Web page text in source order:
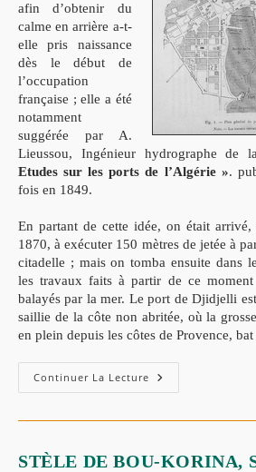
afin d’obtenir du
calme en arrière a-t-
elle pris naissance
dès le début de
l’occupation
française ; elle a été
notamment
suggérée par A.
Lieussou, Ingénieur hydrographe de
Etudes sur les ports de l’Algérie ».
fois en 1849.
En partant de cette idée, on était
1870, à exécuter 150 mètres de jetée à
citadelle ; mais on tomba ensuite dans
les travaux faits à partir de ce moment
balayéspar la mer. Le port de Djidjelli
saillie de la côte non abritée, où la
en plein depuis les côtes de Provence,
Continuer La Lecture
STÈLE DE BOU-KORINA,